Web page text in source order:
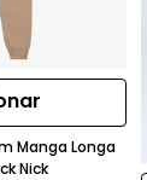
Manga Longa
Nick